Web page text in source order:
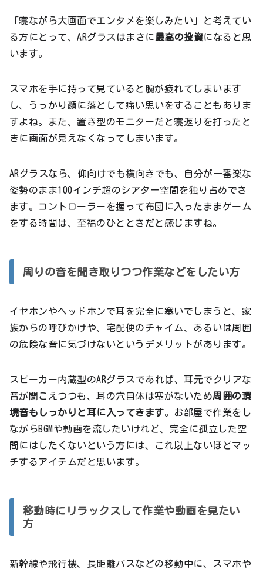
「寝ながら大画面でエンタメを楽しみたい」と考えてい
る方にとって、ARグラスはまさに最高の投資になると思
います。
スマホを手に持って見ていると腕が疲れてしまいます
し、うっかり顔に落として痛い思いをすることもありま
すよね。また、置き型のモニターだと寝返りを打ったと
きに画面が見えなくなってしまいます。
ARグラスなら、仰向けでも横向きでも、自分が一番楽な
姿勢のまま100インチ超のシアター空間を独り占めでき
ます。コントローラーを握って布団に入ったままゲーム
をする時間は、至福のひとときだと感じますね。
周りの音を聞き取りつつ作業などをしたい方
イヤホンやヘッドホンで耳を完全に塞いでしまうと、家
族からの呼びかけや、宅配便のチャイム、あるいは周囲
の危険な音に気づけないというデメリットがあります。
スピーカー内蔵型のARグラスであれば、耳元でクリアな
音が聞こえつつも、耳の穴自体は塞がないため周囲の環
境音もしっかりと耳に入ってきます。お部屋で作業をし
ながらBGMや動画を流したいけれど、完全に孤立した空
間にはしたくないという方には、これ以上ないほどマッ
チするアイテムだと思います。
移動時にリラックスして作業や動画を見たい
方
新幹線や飛行機、長距離バスなどの移動中に、スマホや